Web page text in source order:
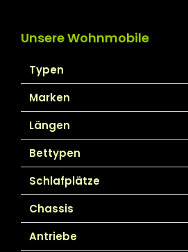
Unsere Wohnmobile
Typen
Marken
Längen
Bettypen
Schlafplätze
Chassis
Antriebe